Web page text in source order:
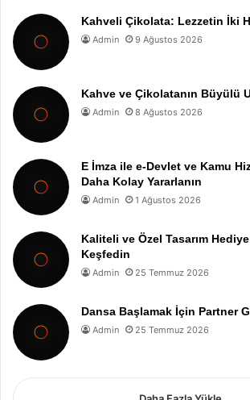
Kahveli Çikolata: Lezzetin İki
Admin 9 Ağustos 2026
Kahve ve Çikolatanın Büyülü
Admin 8 Ağustos 2026
E İmza ile e-Devlet ve Kamu
Daha Kolay Yararlanın
Admin 1 Ağustos 2026
Kaliteli ve Özel Tasarım Hediye
Keşfedin
Admin 25 Temmuz 2026
Dansa Başlamak İçin Partner
Admin 25 Temmuz 2026